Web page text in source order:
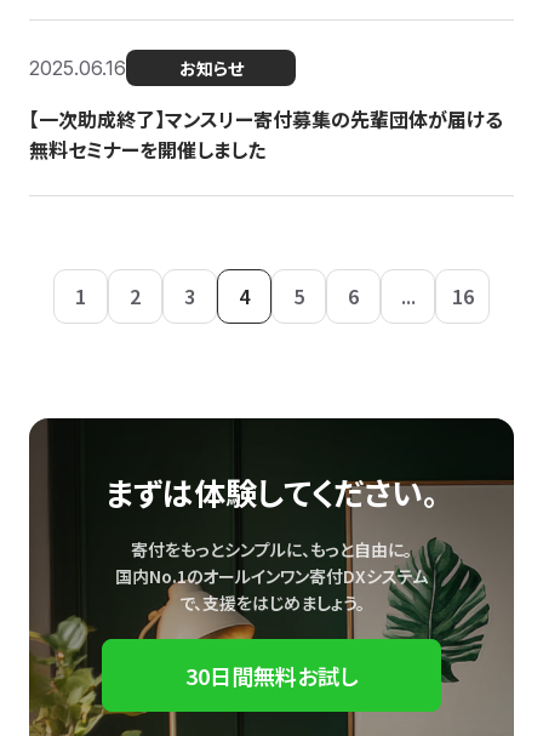
2025.06.16 お知らせ
【一次助成終了】マンスリー寄付募集の先輩団体が届ける
無料セミナーを開催しました
1 2 3 4 5 6 ... 16
まずは体験してください。
寄付をもっとシンプルに、もっと自由に。
国内No.1のオールインワン寄付DXシステム
で、支援をはじめましょう。
30日間無料お試し